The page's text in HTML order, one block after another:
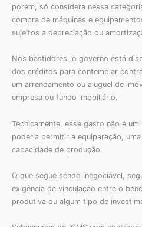
porém, só considera nessa
compra de máquinas e
sujeitos a depreciação ou
Nos bastidores, o governo está
dos créditos para contemplar
um arrendamento ou aluguel de
empresa ou fundo imobiliário.
Tecnicamente, esse gasto não é
poderia permitir a equiparação,
capacidade de produção.
O que segue sendo inegociável,
exigência de vinculação entre o
produtiva ou algum tipo de